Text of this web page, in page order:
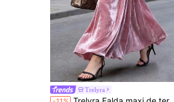
Trelyra